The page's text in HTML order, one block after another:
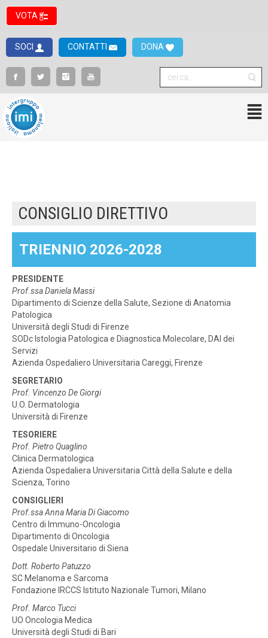
VOTA
SOCI CONTATTI DONA
CONSIGLIO DIRETTIVO
TRIENNIO 2026-2028
PRESIDENTE
Prof.ssa Daniela Massi
Dipartimento di Scienze della Salute, Sezione di Anatomia
Patologica
Università degli Studi di Firenze
SODc Istologia Patologica e Diagnostica Molecolare, DAI dei
Servizi
Azienda Ospedaliero Universitaria Careggi, Firenze
SEGRETARIO
Prof. Vincenzo De Giorgi
U.O. Dermatologia
Università di Firenze
TESORIERE
Prof. Pietro Quaglino
Clinica Dermatologica
Azienda Ospedaliera Universitaria Città della Salute e della
Scienza, Torino
CONSIGLIERI
Prof.ssa Anna Maria Di Giacomo
Centro di Immuno-Oncologia
Dipartimento di Oncologia
Ospedale Universitario di Siena
Dott. Roberto Patuzzo
SC Melanoma e Sarcoma
Fondazione IRCCS Istituto Nazionale Tumori, Milano
Prof. Marco Tucci
UO Oncologia Medica
Università degli Studi di Bari